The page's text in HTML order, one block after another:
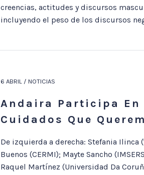
creencias, actitudes y discursos
incluyendo el peso de los discursos
6 ABRIL / NOTICIAS
Andaira Participa En
Cuidados Que
De izquierda a derecha: Stefania Ilinca
Buenos (CERMI); Mayte Sancho
Raquel Martínez (Universidad Da